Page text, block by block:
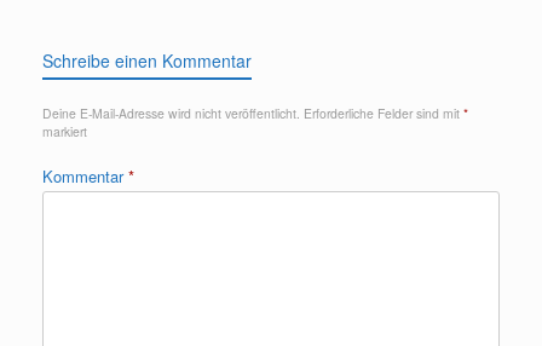
Schreibe einen Kommentar
Deine E-Mail-Adresse wird nicht veröffentlicht. Erforderliche Felder sind mit *
markiert
Kommentar*